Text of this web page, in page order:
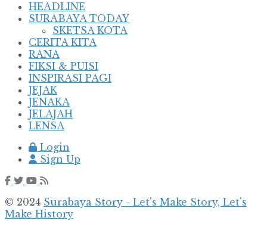
HEADLINE
SURABAYA TODAY
SKETSA KOTA
CERITA KITA
RANA
FIKSI & PUISI
INSPIRASI PAGI
JEJAK
JENAKA
JELAJAH
LENSA
Login
Sign Up
© 2024 Surabaya Story - Let's Make Story, Let's
Make History